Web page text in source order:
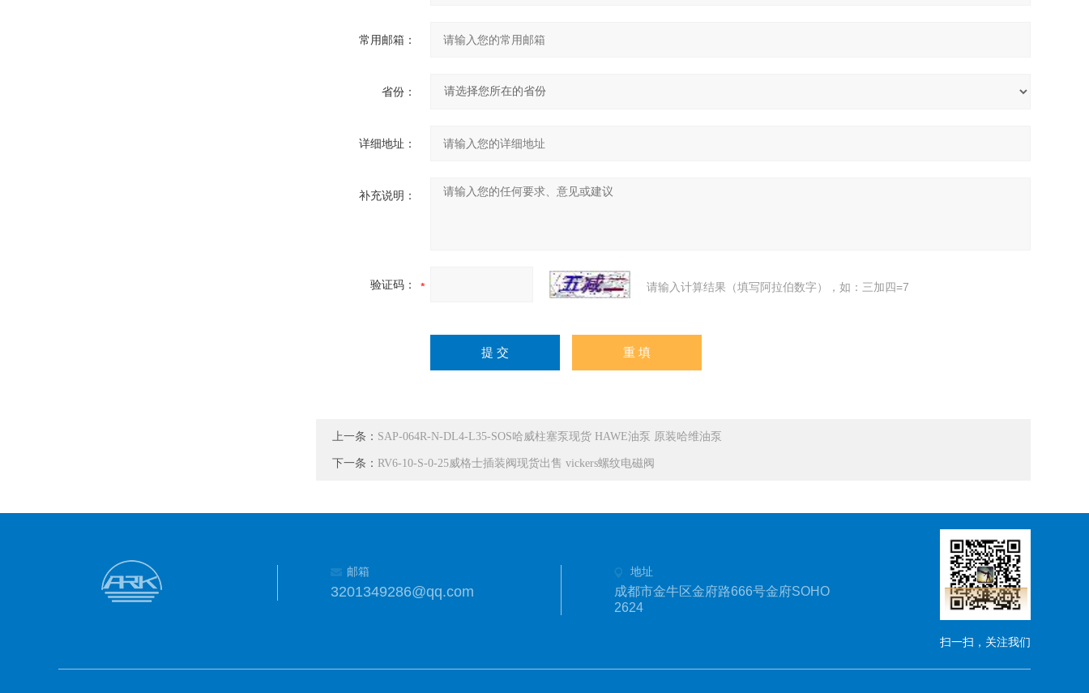
常用邮箱：
省份：
详细地址：
补充说明：
验证码： 请输入计算结果（填写阿拉伯数字），如：三加四=7
上一条： SAP-064R-N-DL4-L35-SOS哈威柱塞泵现货 HAWE油泵 原装哈维油泵
下一条： RV6-10-S-0-25威格士插装阀现货出售 vickers螺纹电磁阀
邮箱
3201349286@qq.com
地址
成都市金牛区金府路666号金府SOHO
2624
扫一扫，关注我们